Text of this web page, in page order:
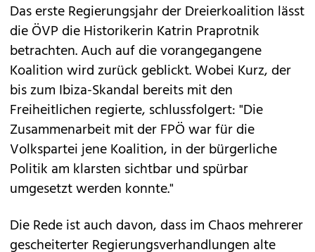
Das erste Regierungsjahr der Dreierkoalition lässt
die ÖVP die Historikerin Katrin Praprotnik
betrachten. Auch auf die vorangegangene
Koalition wird zurück geblickt. Wobei Kurz, der
bis zum Ibiza-Skandal bereits mit den
Freiheitlichen regierte, schlussfolgert: "Die
Zusammenarbeit mit der FPÖ war für die
Volkspartei jene Koalition, in der bürgerliche
Politik am klarsten sichtbar und spürbar
umgesetzt werden konnte."
Die Rede ist auch davon, dass im Chaos mehrerer
gescheiterter Regierungsverhandlungen alte